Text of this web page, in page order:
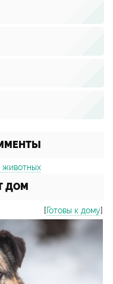
животных
ДОМ
[Готовы к дому]